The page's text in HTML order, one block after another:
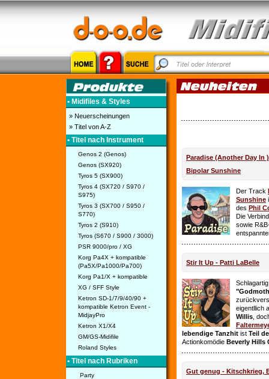
• Midifiles & Styles
» Neuerscheinungen
» Titel von A-Z
• Titel nach Instrument
Genos 2 (Genos)
Genos (SX920)
Tyros 5 (SX900)
Tyros 4 (SX720 / S970 /
S975)
Tyros 3 (SX700 / S950 /
S770)
Tyros 2 (S910)
Tyros (S670 / S900 / 3000)
PSR 9000/pro / XG
Korg Pa4X + kompatible
(Pa5X/Pa1000/Pa700)
Korg Pa1/X + kompatible
XG / SFF Style
Ketron SD-1/7/9/40/90 +
kompatible Ketron Event -
MidjayPro
Ketron X1/X4
GM/GS-Midifile
Roland Styles
• Titel nach Rubriken
Party
Paradise (Another Day In
Bipolar Sunshine
Der Track
Sunshine
des Phil
Die
sowie
Stir It Up - Patti LaBelle
eigentllich
Willis ,
lebendige Tanzhit ist Teil
Actionkomödie Beverly Hills
Gut genug - Kitschkrieg,